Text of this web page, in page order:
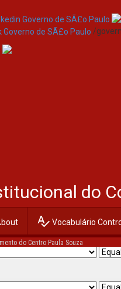
/
do
spellcheck Vocabulário
do Centro Paula Souza